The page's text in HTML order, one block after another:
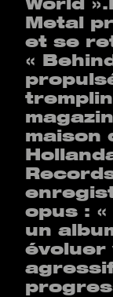
Metal
et se
«
maison
opus :
un
évoluer